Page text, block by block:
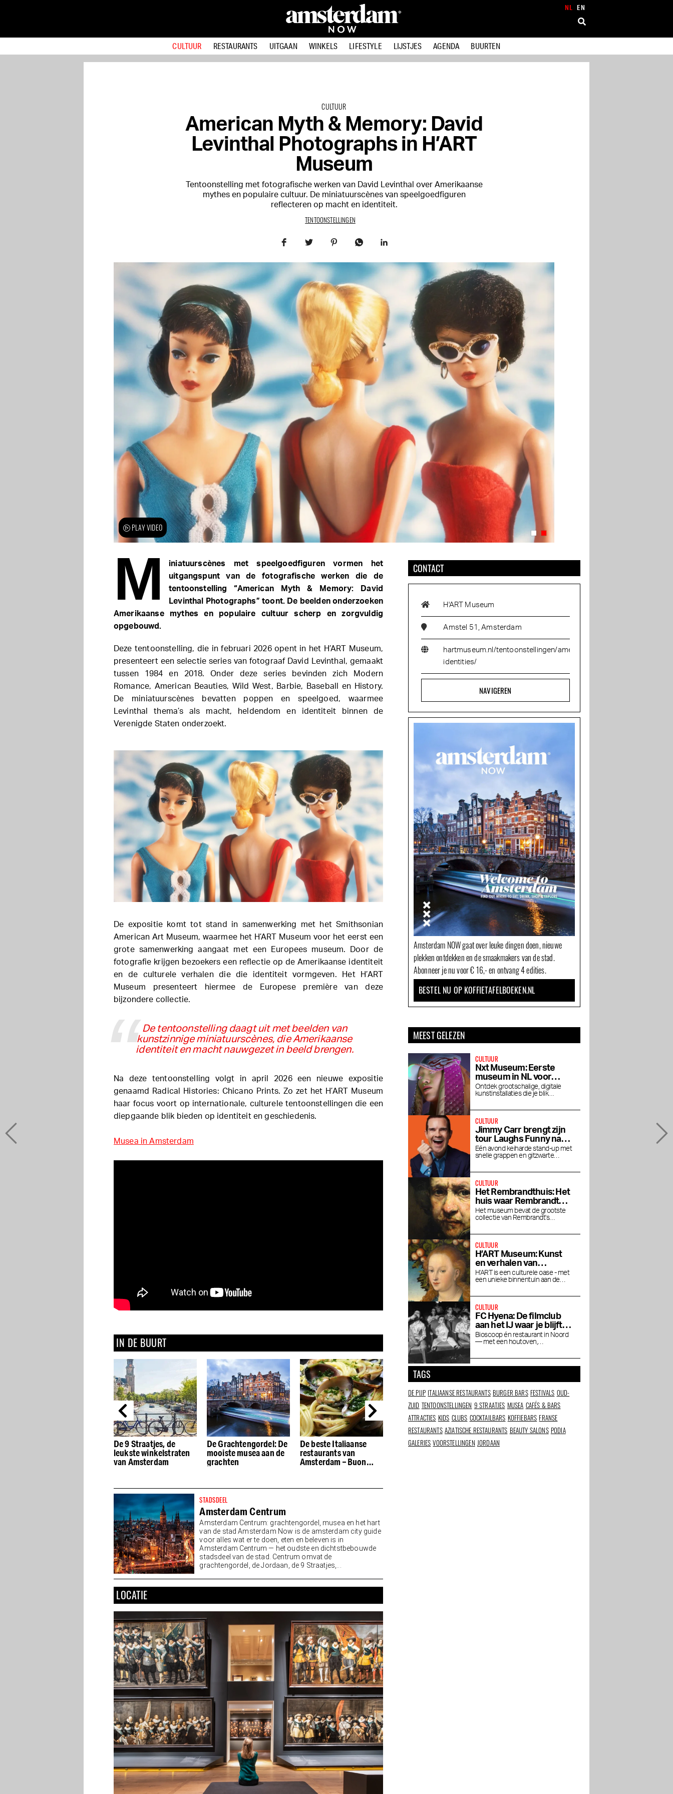
NL EN
CULTUUR RESTAURANTS UITGAAN WINKELS LIFESTYLE LIJSTJES AGENDA BUURTEN
CULTUUR
American Myth & Memory: David
Levinthal Photographs in H’ART
Museum
Tentoonstelling met fotografische werken van David Levinthal over Amerikaanse
mythes en populaire cultuur. De miniatuurscènes van speelgoedfiguren
reflecteren op macht en identiteit.
TENTOONSTELLINGEN
PLAY VIDEO
M
iniatuurscènes met speelgoedfiguren vormen het
uitgangspunt van de fotografische werken die de
tentoonstelling “American Myth & Memory: David
Levinthal Photographs” toont. De beelden onderzoeken
Amerikaanse mythes en populaire cultuur scherp en zorgvuldig
opgebouwd.
Deze tentoonstelling, die in februari 2026 opent in het H’ART Museum,
presenteert een selectie series van fotograaf David Levinthal, gemaakt
tussen 1984 en 2018. Onder deze series bevinden zich Modern
Romance, American Beauties, Wild West, Barbie, Baseball en History.
De miniatuurscènes bevatten poppen en speelgoed, waarmee
Levinthal thema’s als macht, heldendom en identiteit binnen de
Verenigde Staten onderzoekt.
De expositie komt tot stand in samenwerking met het Smithsonian
American Art Museum, waarmee het H’ART Museum voor het eerst een
grote samenwerking aangaat met een Europees museum. Door de
fotografie krijgen bezoekers een reflectie op de Amerikaanse identiteit
en de culturele verhalen die die identiteit vormgeven. Het H’ART
Museum presenteert hiermee de Europese première van deze
bijzondere collectie.
De tentoonstelling daagt uit met beelden van
kunstzinnige miniatuurscènes, die Amerikaanse
identiteit en macht nauwgezet in beeld brengen.
Na deze tentoonstelling volgt in april 2026 een nieuwe expositie
genaamd Radical Histories: Chicano Prints. Zo zet het H’ART Museum
haar focus voort op internationale, culturele tentoonstellingen die een
diepgaande blik bieden op identiteit en geschiedenis.
Musea in Amsterdam
IN DE BUURT
De 9 Straatjes, de
leukste winkelstraten
van Amsterdam
De Grachtengordel: De
mooiste musea aan de
grachten
De beste Italiaanse
restaurants van
Amsterdam – Buon
De beste restaurants in
Beste beauty en
STADSDEEL
Amsterdam Centrum
Amsterdam Centrum: grachtengordel, musea en het hart
van de stad Amsterdam Now is de amsterdam city guide
voor alles wat er te doen, eten en beleven is in
Amsterdam Centrum — het oudste en dichtstbebouwde
stadsdeel van de stad. Centrum omvat de
grachtengordel, de Jordaan, de 9 Straatjes,...
LOCATIE
CONTACT
H'ART Museum
Amstel 51, Amsterdam
hartmuseum.nl/tentoonstellingen/american-
identities/
NAVIGEREN
Amsterdam NOW gaat over leuke dingen doen, nieuwe
plekken ontdekken en de smaakmakers van de stad.
Abonneer je nu voor € 16,- en ontvang 4 edities.
BESTEL NU OP KOFFIETAFELBOEKEN.NL
MEEST GELEZEN
CULTUUR
Nxt Museum: Eerste
museum in NL voor
nieuwe mediakunst
Ontdek grootschalige, digitale
kunstinstallaties die je blik
CULTUUR
Jimmy Carr brengt zijn
tour Laughs Funny naar
de RAI
Eén avond keiharde stand-up met
snelle grappen en gitzwarte
CULTUUR
Het Rembrandthuis: Het
huis waar Rembrandt
woonde en werkte
Het museum bevat de grootste
collectie van Rembrandt's
CULTUUR
H’ART Museum: Kunst
en verhalen van
beroemde musea
H'ART is een culturele oase - met
een unieke binnentuin aan de
CULTUUR
FC Hyena: De filmclub
aan het IJ waar je blijft
hangen na de film
Bioscoop én restaurant in Noord
— met een houtoven,
TAGS
DE PIJP ITALIAANSE RESTAURANTS BURGER BARS FESTIVALS OUD-
ZUID TENTOONSTELLINGEN 9 STRAATJES MUSEA CAFÉS & BARS
ATTRACTIES KIDS CLUBS COCKTAILBARS KOFFIEBARS FRANSE
RESTAURANTS AZIATISCHE RESTAURANTS BEAUTY SALONS PODIA
GALERIES VOORSTELLINGEN JORDAAN